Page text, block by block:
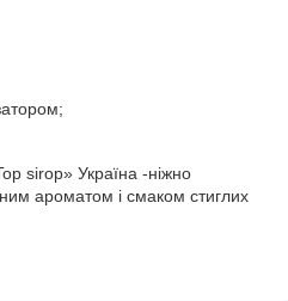
sirop» Україна -ніжно
ароматом і смаком стиглих